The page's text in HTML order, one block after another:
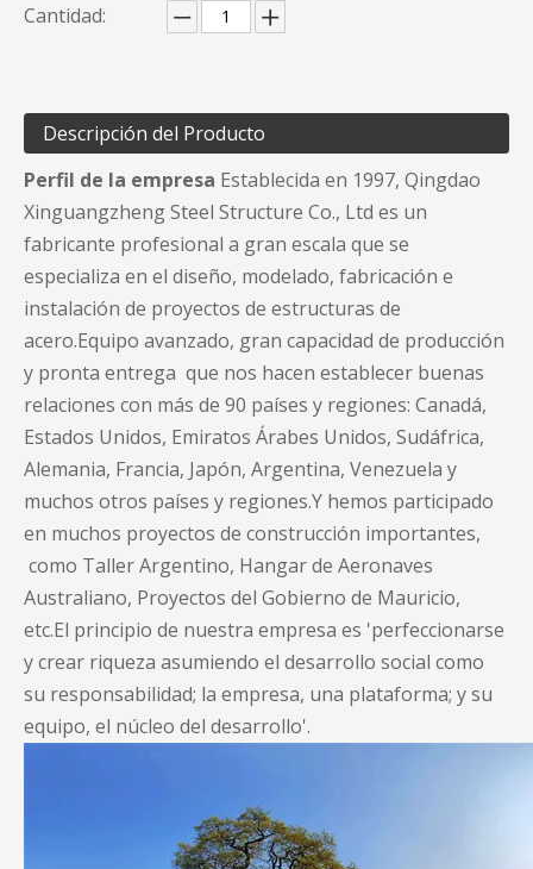
Cantidad:
Descripción del Producto
Perfil de la empresa Establecida en 1997, Qingdao
Xinguangzheng Steel Structure Co., Ltd es un
fabricante profesional a gran escala que se
especializa en el diseño, modelado, fabricación e
instalación de proyectos de estructuras de
acero.Equipo avanzado, gran capacidad de producción
y pronta entrega que nos hacen establecer buenas
relaciones con más de 90 países y regiones: Canadá,
Estados Unidos, Emiratos Árabes Unidos, Sudáfrica,
Alemania, Francia, Japón, Argentina, Venezuela y
muchos otros países y regiones.Y hemos participado
en muchos proyectos de construcción importantes,
como Taller Argentino, Hangar de Aeronaves
Australiano, Proyectos del Gobierno de Mauricio,
etc.El principio de nuestra empresa es 'perfeccionarse
y crear riqueza asumiendo el desarrollo social como
su responsabilidad; la empresa, una plataforma; y su
equipo, el núcleo del desarrollo'.